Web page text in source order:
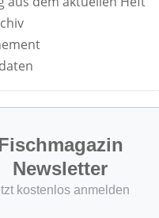
Newsletter
kostenlos anmelden